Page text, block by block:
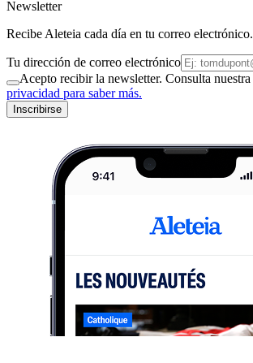
Newsletter
Recibe Aleteia cada día en tu correo electrónico.
Tu dirección de correo electrónico
Acepto recibir la newsletter. Consulta nuestra
privacidad para saber más.
Inscribirse